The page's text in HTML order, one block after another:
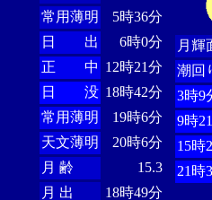
常用薄明
5時36分
日 出
6時0分
正 中 12時21分
日 没 18時42分
常用薄明
19時6分
天文薄明
20時6分
月 齢
15.3
月 出
18時49分
月輝
潮回
3時9
9時
15時
21時